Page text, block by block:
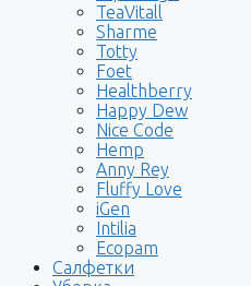
TeaVitall
Sharme
Totty
Foet
Healthberry
Happy Dew
Nice Code
Hemp
Anny Rey
Fluffy Love
iGen
Intilia
Ecopam
Салфетки